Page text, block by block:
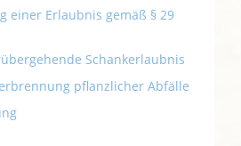
einer Erlaubnis gemäß § 29
Schankerlaubnis
pflanzlicher Abfälle